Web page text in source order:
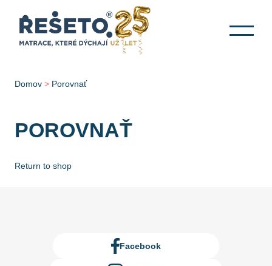
Domov > Porovnať
POROVNAŤ
Return to shop
Facebook